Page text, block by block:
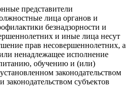
представители
лица органов и
безнадзорности и
и иные лица несут
прав несовершеннолетних, а
ненадлежащее исполнение
обучению и (или)
законодательством
субъектов